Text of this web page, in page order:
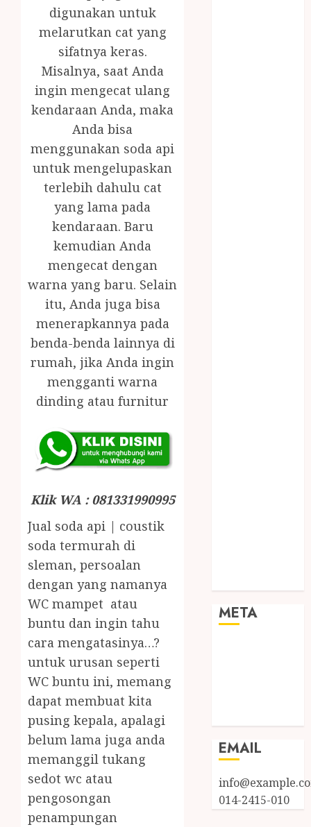
digunakan untuk
melarutkan cat yang
sifatnya keras.
Misalnya, saat Anda
ingin mengecat ulang
kendaraan Anda, maka
Anda bisa
menggunakan soda api
untuk mengelupaskan
terlebih dahulu cat
yang lama pada
kendaraan. Baru
kemudian Anda
mengecat dengan
warna yang baru. Selain
itu, Anda juga bisa
menerapkannya pada
benda-benda lainnya di
rumah, jika Anda ingin
mengganti warna
dinding atau furnitur
Klik WA : 081331990995
Jual soda api | coustik
soda termurah di
sleman, persoalan
dengan yang namanya
WC mampet atau
buntu dan ingin tahu
cara mengatasinya…?
untuk urusan seperti
WC buntu ini, memang
dapat membuat kita
pusing kepala, apalagi
belum lama juga anda
memanggil tukang
sedot wc atau
pengosongan
penampungan
META
EMAIL
014-2415-010